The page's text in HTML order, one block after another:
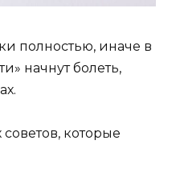
полностью, иначе в
начнут болеть,
которые